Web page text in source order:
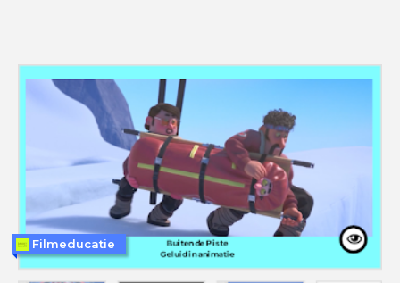
Filmeducatie